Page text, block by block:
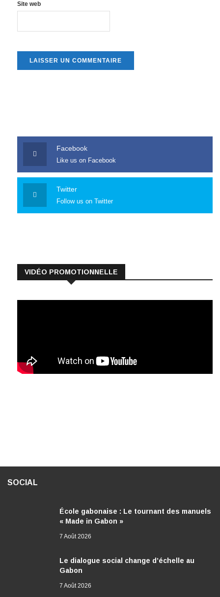
Site web
Facebook
Like us on Facebook
Twitter
Follow us on Twitter
VIDÉO PROMOTIONNELLE
SOCIAL
École gabonaise : Le tournant des manuels
« Made in Gabon »
7 Août 2026
Le dialogue social change d’échelle au
Gabon
7 Août 2026